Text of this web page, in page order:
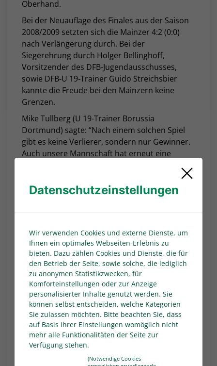
Oberhand.
Bei der Neuauflage des Finales aus der Saison
2008/2009 setzten sich die Mainzer 4:2 (0:0)
nach Verlängerung durch. Bei der
Siegerehrung durch Holger Bellinghoff,
Vorsitzender des DFB-Jugendausschusses,
sowie DFB-U 19-Trainer Guido Streichsbier
kannte die Freude bei den Mainzern keine
Grenzen.
Mike Tullberg (U 19-Trainer Borussia
Dortmund) sagte: “Nach einem solchen Spiel
gibt es keine Verlierer, sondern nur Gewinner.
Auch unsere Mannschaft hat erneut eine
herausragende Saison gespielt, auch wenn im
ersten Moment die Enttäuschung groß ist. Man
hat gespürt, dass es für Mainz 05 etwas
Besonderes ist, dieses Endspiel vor eigenem
Publikum zu bestreiten. Wir sind etwas
hatten dann aber auch selbst die Chance, in
Führung zu gehen. Gratulation an Mainz 05. Sie
haben die Meisterschaft verdient. Wir werden
im nächsten Jahr einen neuen Anlauf nehmen.”
Vor 15.705 Zuschauer*innen in der MEWA
ARENA, der Spielstätte der Mainzer
Bundesligaprofis, hatten U 18-Nationalspieler
Lovis Bierschenk (51.) und ein Eigentor von
BVB-Kapitän Pharrell Nnamdi Collins (86.) die
Gastgeber schon während der regulären
Spielzeit zweimal in Führung gebracht. Der erst
Datenschutzeinstellungen
Wir verwenden Cookies und externe Dienste, um
Ihnen ein optimales Webseiten-Erlebnis zu
bieten. Dazu zählen Cookies und Dienste, die für
den Betrieb der Seite, sowie solche, die lediglich
zu anonymen Statistikzwecken, für
Komforteinstellungen oder zur Anzeige
personalisierter Inhalte genutzt werden. Sie
können selbst entscheiden, welche Kategorien
Sie zulassen möchten. Bitte beachten Sie, dass
auf Basis Ihrer Einstellungen womöglich nicht
mehr alle Funktionalitäten der Seite zur
Verfügung stehen.
(Notwendige Cookies